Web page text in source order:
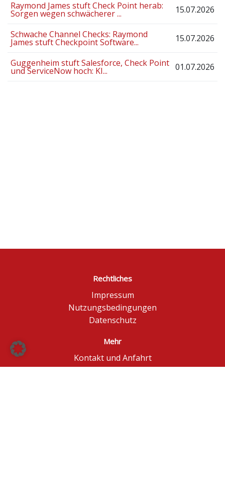
Raymond James stuft Check Point herab:
Sorgen wegen schwächerer ... 15.07.2026
Schwache Channel Checks: Raymond
James stuft Checkpoint Software... 15.07.2026
Guggenheim stuft Salesforce, Check Point
und ServiceNow hoch: KI... 01.07.2026
Rechtliches
Impressum
Nutzungsbedingungen
Datenschutz
Mehr
Kontakt und Anfahrt
Börse Düsseldorf